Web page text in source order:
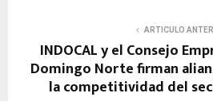
ARTICULO
INDOCAL y el Consejo
Domingo Norte firman
la competitividad del